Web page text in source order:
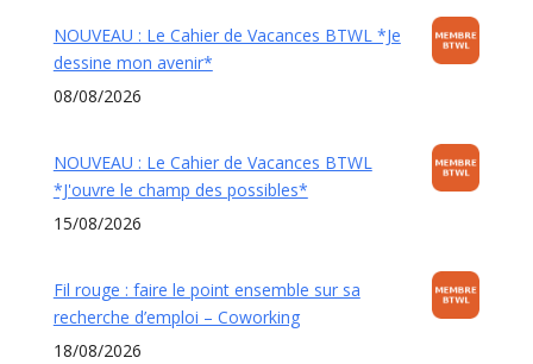
NOUVEAU : Le Cahier de Vacances BTWL *Je
dessine mon avenir*
08/08/2026
NOUVEAU : Le Cahier de Vacances BTWL
*J'ouvre le champ des possibles*
15/08/2026
Fil rouge : faire le point ensemble sur sa
recherche d’emploi – Coworking
18/08/2026